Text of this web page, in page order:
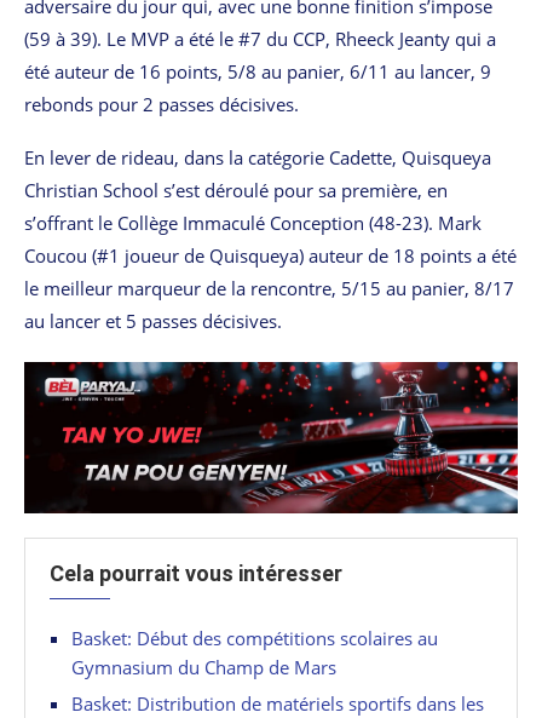
adversaire du jour qui, avec une bonne finition s’impose
(59 à 39). Le MVP a été le #7 du CCP, Rheeck Jeanty qui a
été auteur de 16 points, 5/8 au panier, 6/11 au lancer, 9
rebonds pour 2 passes décisives.
En lever de rideau, dans la catégorie Cadette, Quisqueya
Christian School s’est déroulé pour sa première, en
s’offrant le Collège Immaculé Conception (48-23). Mark
Coucou (#1 joueur de Quisqueya) auteur de 18 points a été
le meilleur marqueur de la rencontre, 5/15 au panier, 8/17
au lancer et 5 passes décisives.
Cela pourrait vous intéresser
Basket: Début des compétitions scolaires au
Gymnasium du Champ de Mars
Basket: Distribution de matériels sportifs dans les